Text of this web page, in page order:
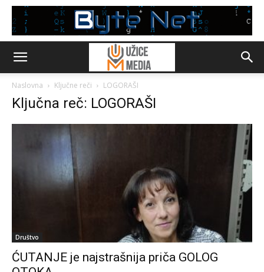
Naslovna Ključne reči LOGORAŠI
Ključna reč: LOGORAŠI
Društvo
ĆUTANJE je najstrašnija priča GOLOG